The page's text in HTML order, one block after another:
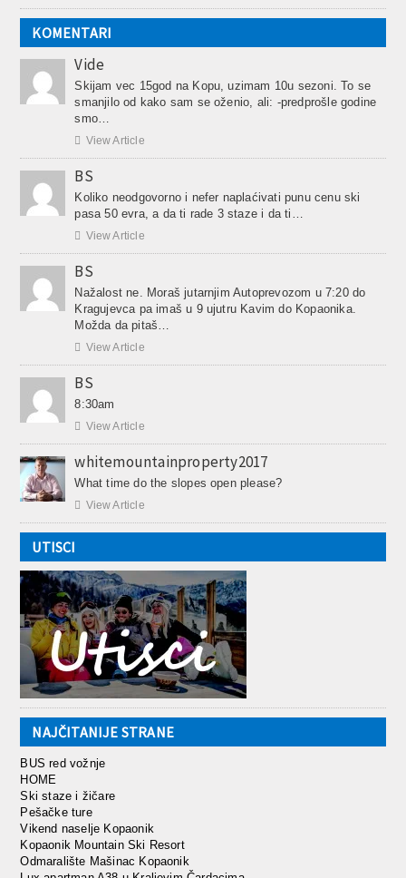
KOMENTARI
Vide
Skijam vec 15god na Kopu, uzimam 10u sezoni. To se
smanjilo od kako sam se oženio, ali: -predprošle godine
smo…
 View Article
BS
Koliko neodgovorno i nefer naplaćivati punu cenu ski
pasa 50 evra, a da ti rade 3 staze i da ti…
 View Article
BS
Nažalost ne. Moraš jutarnjim Autoprevozom u 7:20 do
Kragujevca pa imaš u 9 ujutru Kavim do Kopaonika.
Možda da pitaš…
 View Article
BS
8:30am
 View Article
whitemountainproperty2017
What time do the slopes open please?
 View Article
UTISCI
NAJČITANIJE STRANE
BUS red vožnje
HOME
Ski staze i žičare
Pešačke ture
Vikend naselje Kopaonik
Kopaonik Mountain Ski Resort
Odmaralište Mašinac Kopaonik